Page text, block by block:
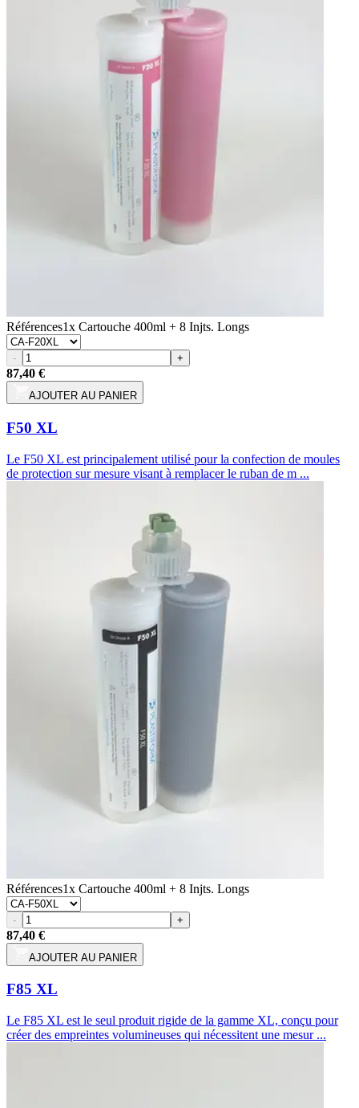
Références1x Cartouche 400ml + 8 Injts. Longs
- +
87,40 €
AJOUTER AU PANIER
F50 XL
Le F50 XL est principalement utilisé pour la confection de moules
de protection sur mesure visant à remplacer le ruban de m ...
Références1x Cartouche 400ml + 8 Injts. Longs
- +
87,40 €
AJOUTER AU PANIER
F85 XL
Le F85 XL est le seul produit rigide de la gamme XL, conçu pour
créer des empreintes volumineuses qui nécessitent une mesur ...